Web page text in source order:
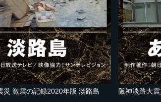
災 激震の記録2020年版 淡路島